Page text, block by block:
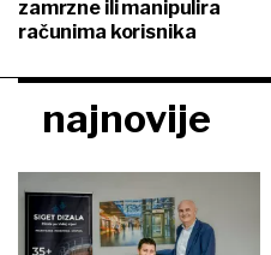
zamrzne ili manipulira
računima korisnika
najnovije